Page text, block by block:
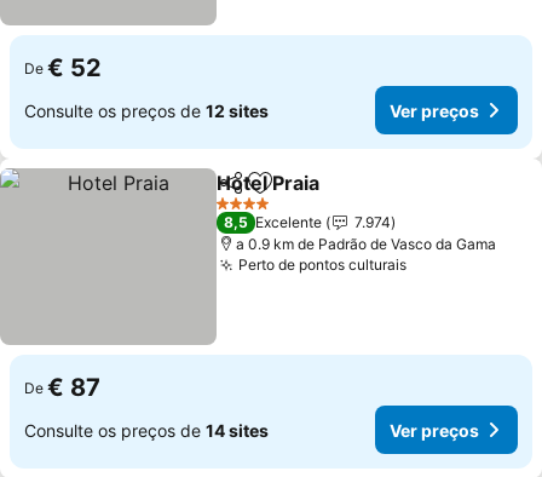
De € 52
Consulte os preços de 12 sites Ver preços
PartilharAdicionar aos favoritos
Hotel Praia
4 Estrelas
8,5 Excelente
7.974
a 0.9 km de Padrão de Vasco da Gama
Perto de pontos culturais
De € 87
Consulte os preços de 14 sites Ver preços